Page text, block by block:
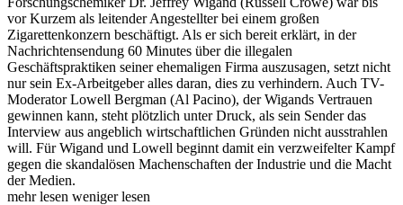
vor Kurzem als leitender Angestellter bei einem großen
Zigarettenkonzern beschäftigt. Als er sich bereit erklärt, in der
Nachrichtensendung 60 Minutes über die illegalen
Geschäftspraktiken seiner ehemaligen Firma auszusagen, setzt nicht
nur sein Ex-Arbeitgeber alles daran, dies zu verhindern. Auch TV-
Moderator Lowell Bergman (Al Pacino), der Wigands Vertrauen
gewinnen kann, steht plötzlich unter Druck, als sein Sender das
Interview aus angeblich wirtschaftlichen Gründen nicht ausstrahlen
will. Für Wigand und Lowell beginnt damit ein verzweifelter Kampf
gegen die skandalösen Machenschaften der Industrie und die Macht
der Medien.
mehr lesen weniger lesen